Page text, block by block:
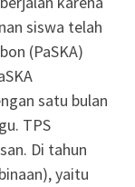
siswa telah
(PaSKA)
satu bulan
TPS
Di tahun
yaitu